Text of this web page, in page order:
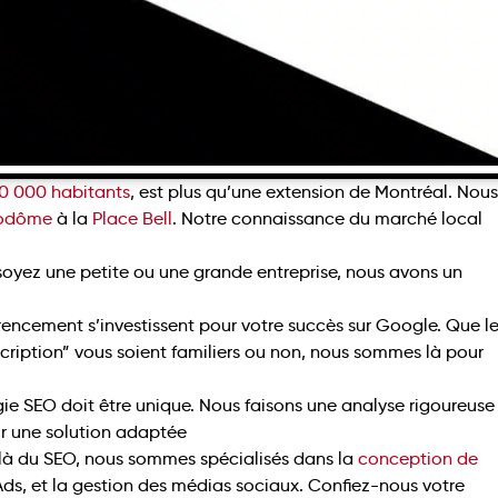
000 habitants, est plus qu’une extension de Montréal. Nous
à la Place Bell . Notre connaissance du marché local
une petite ou une grande entreprise, nous avons un
s’investissent pour votre succès sur Google. Que
vous soient familiers ou non, nous sommes là pour
SEO doit être unique. Nous faisons une analyse rigoureuse
une solution adaptée
du SEO, nous sommes spécialisés dans la conception de
et la gestion des médias sociaux. Confiez-nous votre